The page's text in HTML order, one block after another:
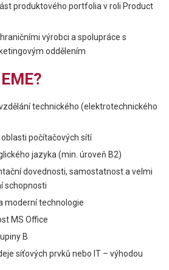
produktového portfolia v roli Product
výrobci a spolupráce s
oddělením
technického (elektrotechnického
počítačových sítí
jazyka (min. úroveň B2)
dovednosti, samostatnost a velmi
schopnosti
moderní technologie
MS Office
B
síťových prvků nebo IT – výhodou